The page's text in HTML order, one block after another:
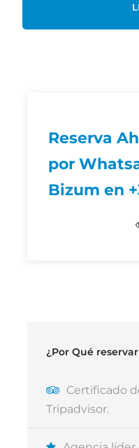
Reserva
por
Bizum en
¿Por Qué
Certificado
Tripadvisor.
otros destinos de
con otros
llevar sus
Edad Mínima
Grupo
Min 1 - Max 6
Disponibilidad